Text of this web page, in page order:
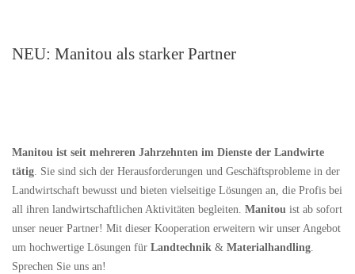
NEU: Manitou als starker Partner
Manitou ist seit mehreren Jahrzehnten im Dienste der Landwirte
tätig. Sie sind sich der Herausforderungen und Geschäftsprobleme in der
Landwirtschaft bewusst und bieten vielseitige Lösungen an, die Profis bei
all ihren landwirtschaftlichen Aktivitäten begleiten. Manitou ist ab sofort
unser neuer Partner! Mit dieser Kooperation erweitern wir unser Angebot
um hochwertige Lösungen für Landtechnik & Materialhandling.
Sprechen Sie uns an!